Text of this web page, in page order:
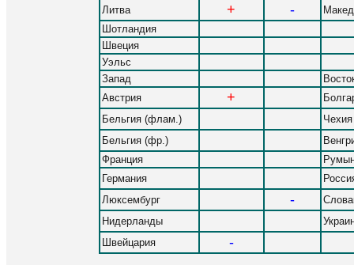
Литва
+ -
Шотландия
Швеция
Уэльс
Запад
Австрия
+
Бельгия (флам.)
Чехия
Бельгия (фр.)
Франция
Германия
Люксембург
-
Нидерланды
Швейцария
-